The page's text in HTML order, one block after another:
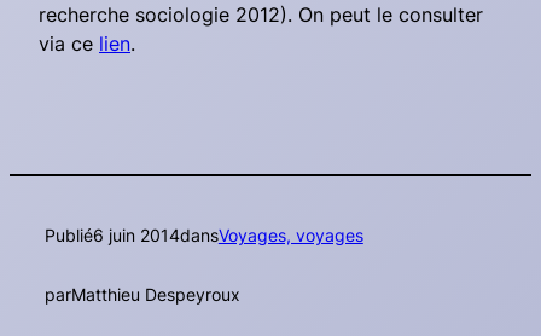
recherche sociologie 2012). On peut le consulter
via ce lien.
Publié6 juin 2014dansVoyages, voyages
parMatthieu Despeyroux